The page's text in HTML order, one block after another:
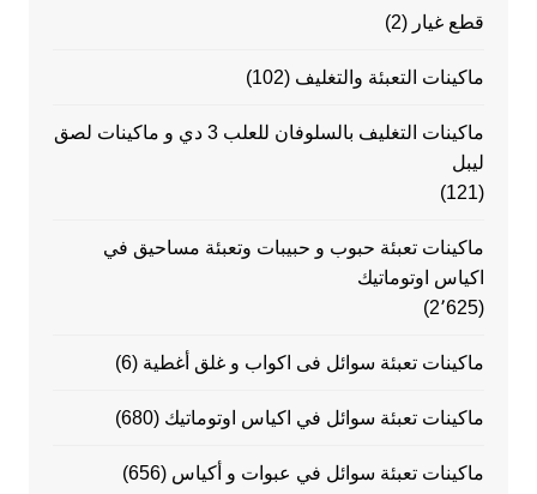
قطع غيار (2)
ماكينات التعبئة والتغليف (102)
ماكينات التغليف بالسلوفان للعلب 3 دي و ماكينات لصق
ليبل
(121)
ماكينات تعبئة حبوب و حبيبات وتعبئة مساحيق في
اكياس اوتوماتيك
(2٬625)
ماكينات تعبئة سوائل فى اكواب و غلق أغطية (6)
ماكينات تعبئة سوائل في اكياس اوتوماتيك (680)
ماكينات تعبئة سوائل في عبوات و أكياس (656)